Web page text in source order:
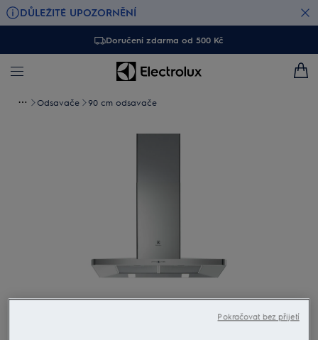
DŮLEŽITÉ UPOZORNĚNÍ
Doručení zdarma od 500 Kč
Odsavače 90 cm odsavače
Klepněte pro zvětšení
Pokračovat bez přijetí